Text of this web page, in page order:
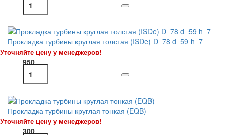
Прокладка турбины круглая толстая (ISDe) D=78 d=59 h=7
Уточняйте цену у менеджеров!
950
Прокладка турбины круглая тонкая (EQB)
Уточняйте цену у менеджеров!
300